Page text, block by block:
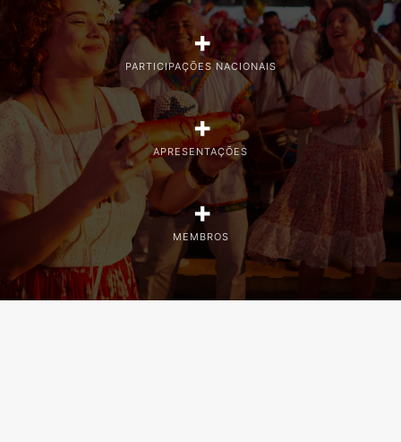
PARTICIPAÇÕES NACIONAIS
+
APRESENTAÇÕES
+
MEMBROS
+